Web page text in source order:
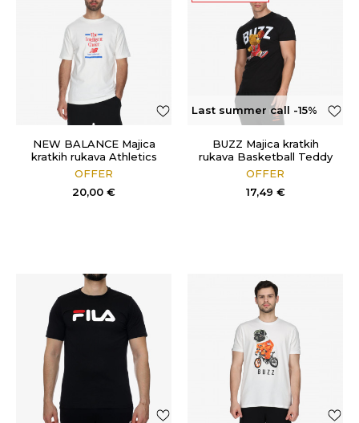
NEW BALANCE Majica
kratkih rukava Athletics
Relaxed Choice T-Shirt
OFFER
20,00 €
Last summer call -15%
BUZZ Majica kratkih
rukava Basketball Teddy
OFFER
17,49 €